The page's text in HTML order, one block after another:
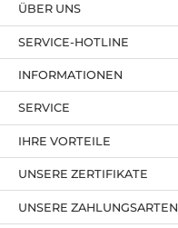
SERVICE-HOTLINE
IHRE VORTEILE
UNSERE ZAHLUNGSARTEN
ÜBER UNS
UNSERE ZERTIFIKATE
INFORMATIONEN
SERVICE